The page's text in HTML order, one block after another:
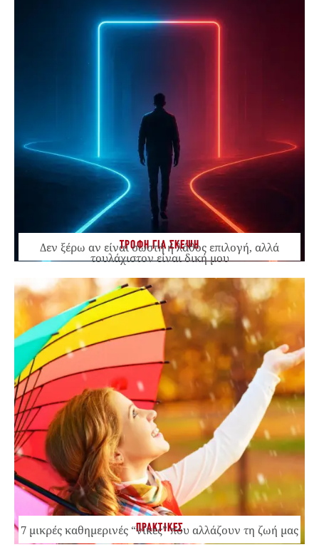
ΤΡΟΦΗ ΓΙΑ ΣΚΕΨΗ
Δεν ξέρω αν είναι σωστή ή λάθος επιλογή, αλλά
τουλάχιστον είναι δική μου
ΠΡΑΚΤΙΚΕΣ
7 μικρές καθημερινές “νίκες” που αλλάζουν τη ζωή μας